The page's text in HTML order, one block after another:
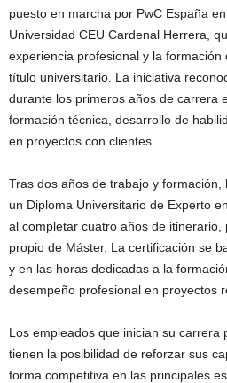
puesto en marcha por PwC España
Universidad CEU Cardenal Herrera,
experiencia profesional y la formación
título universitario. La iniciativa
durante los primeros años de carrera
formación técnica, desarrollo de
en proyectos con clientes.
Tras dos años de trabajo y formación,
un Diploma Universitario de Experto
al completar cuatro años de
propio de Máster. La certificación se
y en las horas dedicadas a la
desempeño profesional en proyectos
Los empleados que inician su carrera
tienen la posibilidad de reforzar sus
forma competitiva en las principales